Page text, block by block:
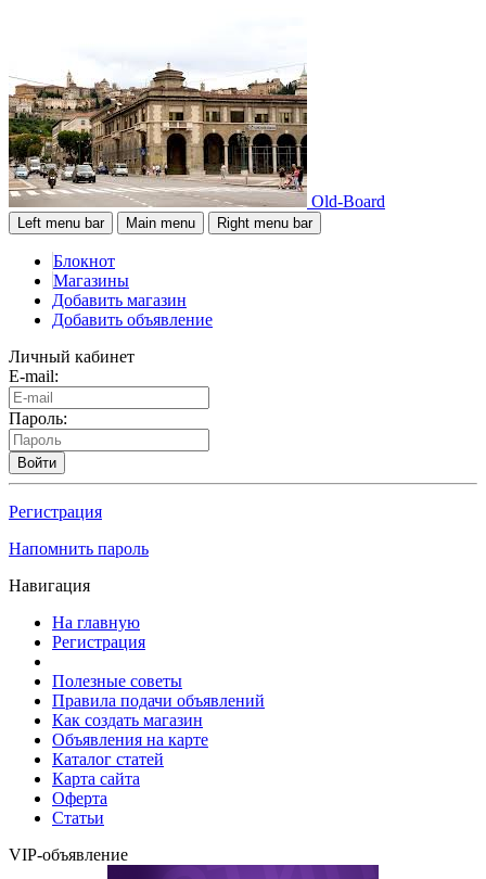
Old-Board
Left menu bar Main menu Right menu bar
Блокнот
Магазины
Добавить магазин
Добавить объявление
Личный кабинет
E-mail:
Пароль:
Войти
Регистрация
Напомнить пароль
Навигация
На главную
Регистрация
Полезные советы
Правила подачи объявлений
Как создать магазин
Объявления на карте
Каталог статей
Карта сайта
Оферта
Статьи
VIP-объявление